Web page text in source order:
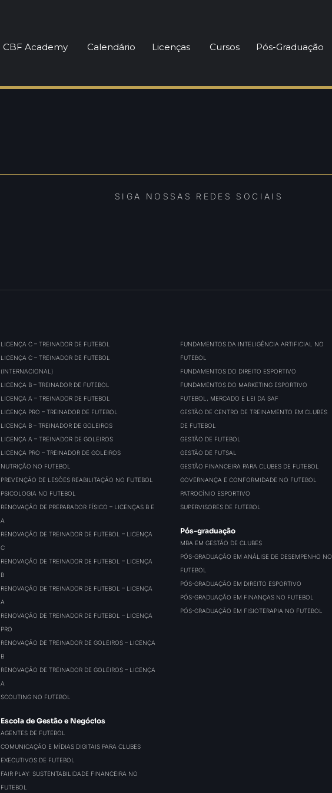
CBF Academy Calendário Licenças Cursos Pós-Graduação
SIGA NOSSAS REDES SOCIAIS
LICENÇA C – TREINADOR DE FUTEBOL
LICENÇA C – TREINADOR DE FUTEBOL
(INTERNACIONAL)
LICENÇA B – TREINADOR DE FUTEBOL
LICENÇA A – TREINADOR DE FUTEBOL
LICENÇA PRO – TREINADOR DE FUTEBOL
LICENÇA B – TREINADOR DE GOLEIROS
LICENÇA A – TREINADOR DE GOLEIROS
LICENÇA PRO – TREINADOR DE GOLEIROS
NUTRIÇÃO NO FUTEBOL
PREVENÇÃO DE LESÕES REABILITAÇÃO NO FUTEBOL
PSICOLOGIA NO FUTEBOL
RENOVAÇÃO DE PREPARADOR FÍSICO – LICENÇAS B E
A
RENOVAÇÃO DE TREINADOR DE FUTEBOL – LICENÇA
C
RENOVAÇÃO DE TREINADOR DE FUTEBOL – LICENÇA
B
RENOVAÇÃO DE TREINADOR DE FUTEBOL – LICENÇA
A
RENOVAÇÃO DE TREINADOR DE FUTEBOL – LICENÇA
PRO
RENOVAÇÃO DE TREINADOR DE GOLEIROS – LICENÇA
B
RENOVAÇÃO DE TREINADOR DE GOLEIROS – LICENÇA
A
SCOUTING NO FUTEBOL
Escola de Gestão e Negócios
AGENTES DE FUTEBOL
COMUNICAÇÃO E MÍDIAS DIGITAIS PARA CLUBES
EXECUTIVOS DE FUTEBOL
FAIR PLAY: SUSTENTABILIDADE FINANCEIRA NO
FUTEBOL
FUNDAMENTOS DA INTELIGÊNCIA ARTIFICIAL NO
FUTEBOL
FUNDAMENTOS DO DIREITO ESPORTIVO
FUNDAMENTOS DO MARKETING ESPORTIVO
FUTEBOL, MERCADO E LEI DA SAF
GESTÃO DE CENTRO DE TREINAMENTO EM CLUBES
DE FUTEBOL
GESTÃO DE FUTEBOL
GESTÃO DE FUTSAL
GESTÃO FINANCEIRA PARA CLUBES DE FUTEBOL
GOVERNANÇA E CONFORMIDADE NO FUTEBOL
PATROCÍNIO ESPORTIVO
SUPERVISORES DE FUTEBOL
Pós-graduação
MBA EM GESTÃO DE CLUBES
PÓS-GRADUAÇÃO EM ANÁLISE DE DESEMPENHO NO
FUTEBOL
PÓS-GRADUAÇÃO EM DIREITO ESPORTIVO
PÓS-GRADUAÇÃO EM FINANÇAS NO FUTEBOL
PÓS-GRADUAÇÃO EM FISIOTERAPIA NO FUTEBOL